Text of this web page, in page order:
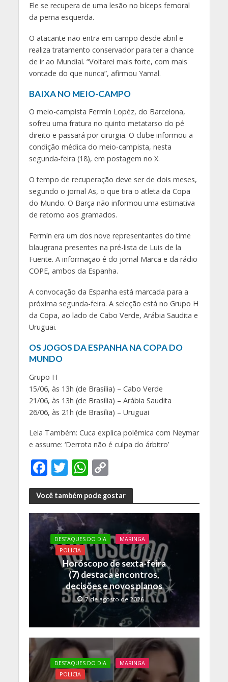
Ele se recupera de uma lesão no bíceps femoral
da perna esquerda.
O atacante não entra em campo desde abril e
realiza tratamento conservador para ter a chance
de ir ao Mundial. “Voltarei mais forte, com mais
vontade do que nunca”, afirmou Yamal.
BAIXA NO MEIO-CAMPO
O meio-campista Fermín Lopéz, do Barcelona,
sofreu uma fratura no quinto metatarso do pé
direito e passará por cirurgia. O clube informou a
condição médica do meio-campista, nesta
segunda-feira (18), em postagem no X.
O tempo de recuperação deve ser de dois meses,
segundo o jornal As, o que tira o atleta da Copa
do Mundo. O Barça não informou uma estimativa
de retorno aos gramados.
Fermín era um dos nove representantes do time
blaugrana presentes na pré-lista de Luis de la
Fuente. A informação é do jornal Marca e da rádio
COPE, ambos da Espanha.
A convocação da Espanha está marcada para a
próxima segunda-feira. A seleção está no Grupo H
da Copa, ao lado de Cabo Verde, Arábia Saudita e
Uruguai.
OS JOGOS DA ESPANHA NA COPA DO
MUNDO
Grupo H
15/06, às 13h (de Brasília) – Cabo Verde
21/06, às 13h (de Brasília) – Arábia Saudita
26/06, às 21h (de Brasília) – Uruguai
Leia Também: Cuca explica polêmica com Neymar
e assume: ‘Derrota não é culpa do árbitro’
F
ac
e
b
o
o
T
w
itt
er
W
h
at
s
A
p
p
C
o
p
y
Li
n
k
Você também pode gostar
DESTAQUES DO DIA
MARINGA
POLICIA
Horóscopo de sexta-feira
(7) destaca encontros,
decisões e novos planos
7 de agosto de 2026
DESTAQUES DO DIA
MARINGA
POLICIA